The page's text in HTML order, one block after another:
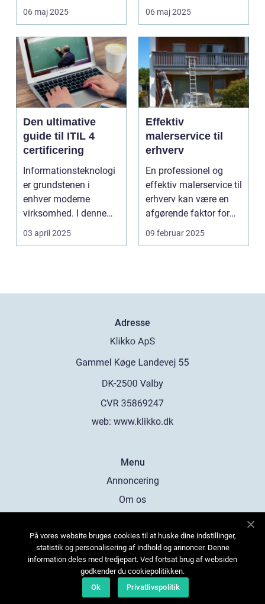
06 maj 2025
og samfund, er de...
06 maj 2025
Den ultimative
guide til ITIL 4
certificering
Informationsteknologi
er grundstenen i
enhver moderne
virksomhed. I denne
digitale tidsalder
st&arin...
03 april 2025
Effektiv
malerservice til
erhverv
En professionel og
effektiv malerservice til
erhverv kan være en
afgørende faktor for
m...
09 februar 2025
Adresse
web: www.klikko.dk
Menu
Annoncering
Om os
Kontakt os
Sitemap
På vores website bruges cookies til at huske dine indstillinger,
statistik og personalisering af indhold og annoncer. Denne
information deles med tredjepart. Ved fortsat brug af websiden
godkender du cookiepolitikken.
Ok
Privatlivspolitik